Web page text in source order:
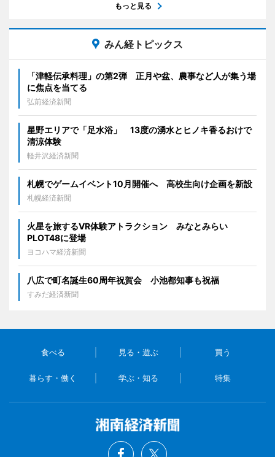
もっと見る
みん経トピックス
「津軽伝承料理」の第2弾 正月や盆、農事など人が集う場
に焦点を当てる
弘前経済新聞
星野エリアで「足水浴」 13度の湧水とヒノキ香るおけで
清涼体験
軽井沢経済新聞
札幌でゲームイベント10月開催へ 高校生向け企画を新設
札幌経済新聞
火星を旅するVR体験アトラクション みなとみらい
PLOT48に登場
ヨコハマ経済新聞
八広で町名誕生60周年祝賀会 小池都知事も祝福
すみだ経済新聞
食べる 見る・遊ぶ 買う
暮らす・働く 学ぶ・知る 特集